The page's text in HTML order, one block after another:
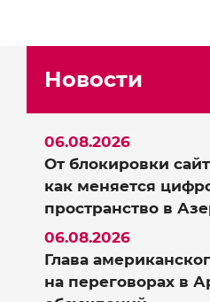
Новости
От блокировки
как меняется
пространство в
06.08.2026
Глава
на переговорах в
06.08.2026